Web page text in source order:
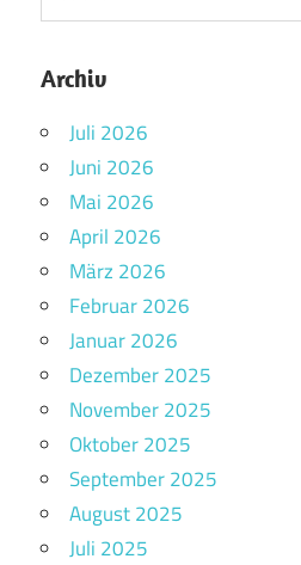
Archiv
Juli 2026
Juni 2026
Mai 2026
April 2026
März 2026
Februar 2026
Januar 2026
Dezember 2025
November 2025
Oktober 2025
September 2025
August 2025
Juli 2025